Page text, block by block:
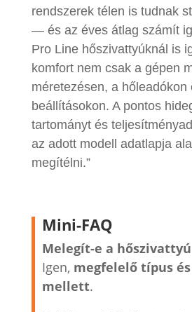
rendszerek télen is tudnak
— és az éves átlag számít
Pro Line hőszivattyúknál is
komfort nem csak a gépen
méretezésen, a hőleadókon
beállításokon. A pontos
tartományt és
az adott modell adatlapja
megítélni.”
Mini-FAQ
Melegít-e a hőszivattyú
Igen, megfelelő típus
mellett.